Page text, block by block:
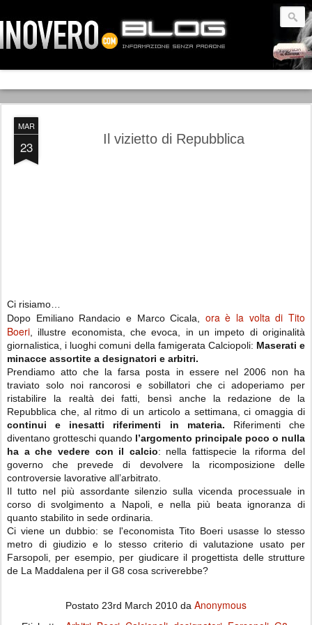
MAR
23 Il vizietto di Repubblica
Ci risiamo…
Dopo Emiliano Randacio e Marco Cicala, ora è la volta di Tito
Boeri , illustre economista, che evoca, in un impeto di originalità
giornalistica, i luoghi comuni della famigerata Calciopoli: Maserati e
minacce assortite a designatori e arbitri.
Prendiamo atto che la farsa posta in essere nel 2006 non ha
traviato solo noi rancorosi e sobillatori che ci adoperiamo per
ristabilire la realtà dei fatti, bensì anche la redazione de la
Repubblica che, al ritmo di un articolo a settimana, ci omaggia di
continui e inesatti riferimenti in materia. Riferimenti che
diventano grotteschi quando l’argomento principale poco o nulla
ha a che vedere con il calcio: nella fattispecie la riforma del
governo che prevede di devolvere la ricomposizione delle
controversie lavorative all’arbitrato.
Il tutto nel più assordante silenzio sulla vicenda processuale in
corso di svolgimento a Napoli, e nella più beata ignoranza di
quanto stabilito in sede ordinaria.
Ci viene un dubbio: se l'economista Tito Boeri usasse lo stesso
metro di giudizio e lo stesso criterio di valutazione usato per
Farsopoli, per esempio, per giudicare il progettista delle strutture
de La Maddalena per il G8 cosa scriverebbe?
Postato 23rd March 2010 da Anonymous